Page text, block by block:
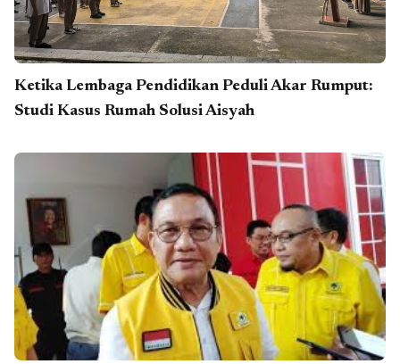
Ketika Lembaga Pendidikan Peduli Akar Rumput:
Studi Kasus Rumah Solusi Aisyah